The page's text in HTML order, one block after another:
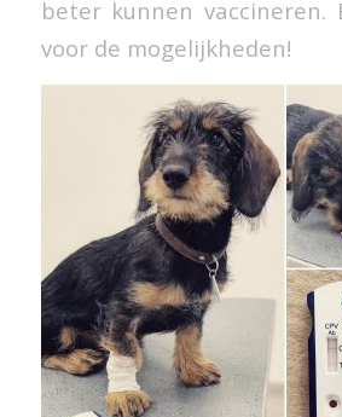
beter kunnen vaccineren.
voor de mogelijkheden!